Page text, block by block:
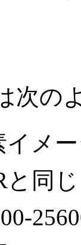
次の
イメ
と同